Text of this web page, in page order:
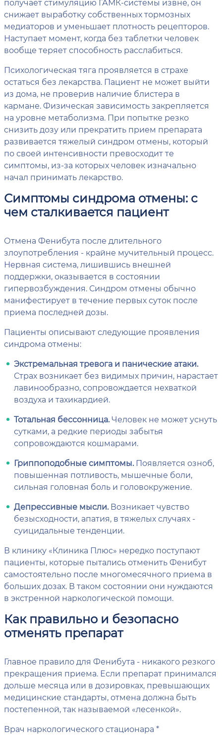
получает стимуляцию ГАМК-системы извне, он
снижает выработку собственных тормозных
медиаторов и уменьшает плотность рецепторов.
Наступает момент, когда без таблетки человек
вообще теряет способность расслабиться.
Психологическая тяга проявляется в страхе
остаться без лекарства. Пациент не может выйти
из дома, не проверив наличие блистера в
кармане. Физическая зависимость закрепляется
на уровне метаболизма. При попытке резко
снизить дозу или прекратить прием препарата
развивается тяжелый синдром отмены, который
по своей интенсивности превосходит те
симптомы, из-за которых человек изначально
начал принимать лекарство.
Симптомы синдрома отмены: с
чем сталкивается пациент
Отмена Фенибута после длительного
злоупотребления - крайне мучительный процесс.
Нервная система, лишившись внешней
поддержки, оказывается в состоянии
гипервозбуждения. Синдром отмены обычно
манифестирует в течение первых суток после
приема последней дозы.
Пациенты описывают следующие проявления
синдрома отмены:
Экстремальная тревога и панические атаки.
Страх возникает без видимых причин, нарастает
лавинообразно, сопровождается нехваткой
воздуха и тахикардией.
Тотальная бессонница.Человек не может уснуть
сутками, а редкие периоды забытья
сопровождаются кошмарами.
Гриппоподобные симптомы.Появляется озноб,
повышенная потливость, мышечные боли,
сильная головная боль и головокружение.
Депрессивные мысли.Возникает чувство
безысходности, апатия, в тяжелых случаях -
суицидальные тенденции.
В клинику «Клиника Плюс» нередко поступают
пациенты, которые пытались отменить Фенибут
самостоятельно после многомесячного приема в
больших дозах. В таком состоянии они нуждаются
в экстренной наркологической помощи.
Как правильно и безопасно
отменять препарат
Главное правило для Фенибута - никакого резкого
прекращения приема. Если препарат принимался
дольше месяца или в дозировках, превышающих
медицинские стандарты, отмена должна быть
постепенной, так называемой «лесенкой».
Врач наркологического стационара *